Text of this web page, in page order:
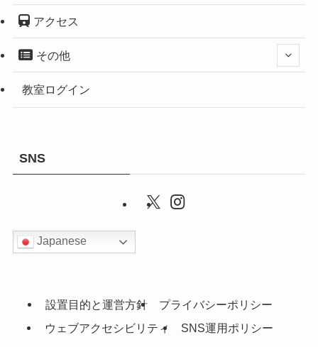
アクセス
その他
教室ログイン
SNS
Japanese
設置目的と運営方針
プライバシーポリシー
ウェブアクセシビリティ
SNS運用ポリシー